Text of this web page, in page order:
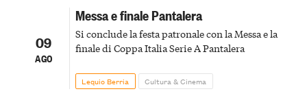
09
AGO
Messa e finale Pantalera
Si conclude la festa patronale con la Messa e la
finale di Coppa Italia Serie A Pantalera
Lequio Berria Cultura & Cinema